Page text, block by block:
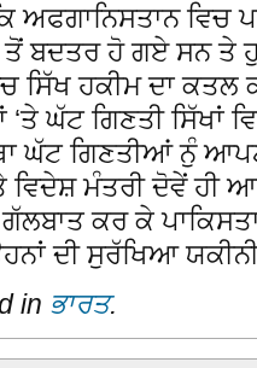
ਅਫਗਾਨਿਸਤਾਨ ਵਿਚ
ਤੋਂ ਬਦਤਰ ਹੋ ਗਏ ਸਨ
ਸਿੱਖ ਹਕੀਮ ਦਾ ਕਤਲ
‘ਤੇ ਘੱਟ ਗਿਣਤੀ ਸਿੱਖਾਂ
ਘੱਟ ਗਿਣਤੀਆਂ ਨੁੰ
ਵਿਦੇਸ਼ ਮੰਤਰੀ ਦੋਵੇਂ ਹੀ
ਕਰ ਕੇ
ਦੀ ਸੁਰੱਖਿਆ
in ਭਾਰਤ.